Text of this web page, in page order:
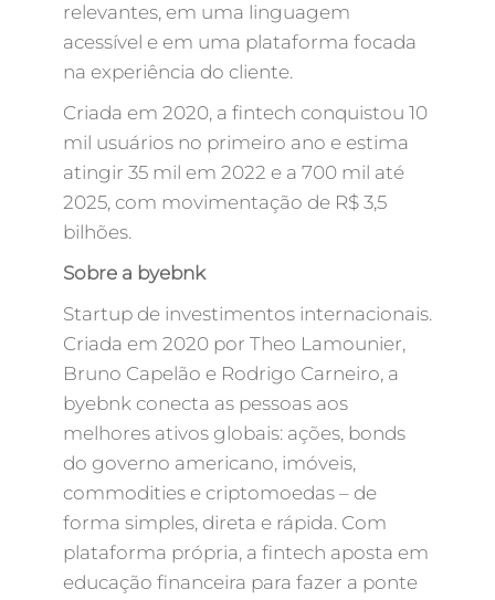
relevantes, em uma linguagem
acessível e em uma plataforma focada
na experiência do cliente.
Criada em 2020, a fintech conquistou 10
mil usuários no primeiro ano e estima
atingir 35 mil em 2022 e a 700 mil até
2025, com movimentação de R$ 3,5
bilhões.
Sobre a byebnk
Startup de investimentos internacionais.
Criada em 2020 por Theo Lamounier,
Bruno Capelão e Rodrigo Carneiro, a
byebnk conecta as pessoas aos
melhores ativos globais: ações, bonds
do governo americano, imóveis,
commodities e criptomoedas – de
forma simples, direta e rápida. Com
plataforma própria, a fintech aposta em
educação financeira para fazer a ponte